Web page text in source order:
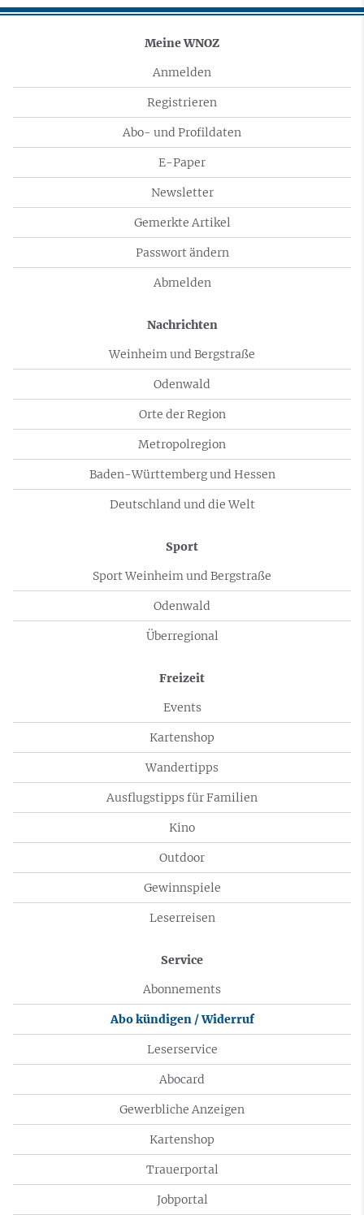
Meine WNOZ
Anmelden
Registrieren
Abo- und Profildaten
E-Paper
Newsletter
Gemerkte Artikel
Passwort ändern
Abmelden
Nachrichten
Weinheim und Bergstraße
Odenwald
Orte der Region
Metropolregion
Baden-Württemberg und Hessen
Deutschland und die Welt
Sport
Sport Weinheim und Bergstraße
Odenwald
Überregional
Freizeit
Events
Kartenshop
Wandertipps
Ausflugstipps für Familien
Kino
Outdoor
Gewinnspiele
Leserreisen
Service
Abonnements
Abo kündigen / Widerruf
Leserservice
Abocard
Gewerbliche Anzeigen
Kartenshop
Trauerportal
Jobportal